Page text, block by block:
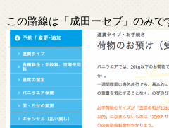
この路線は「成田ーセブ」のみで